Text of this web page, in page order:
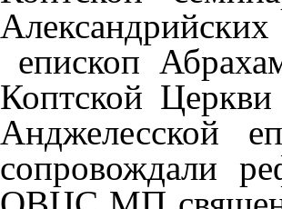
епископ
Коптской
Анджелесской
сопровождали